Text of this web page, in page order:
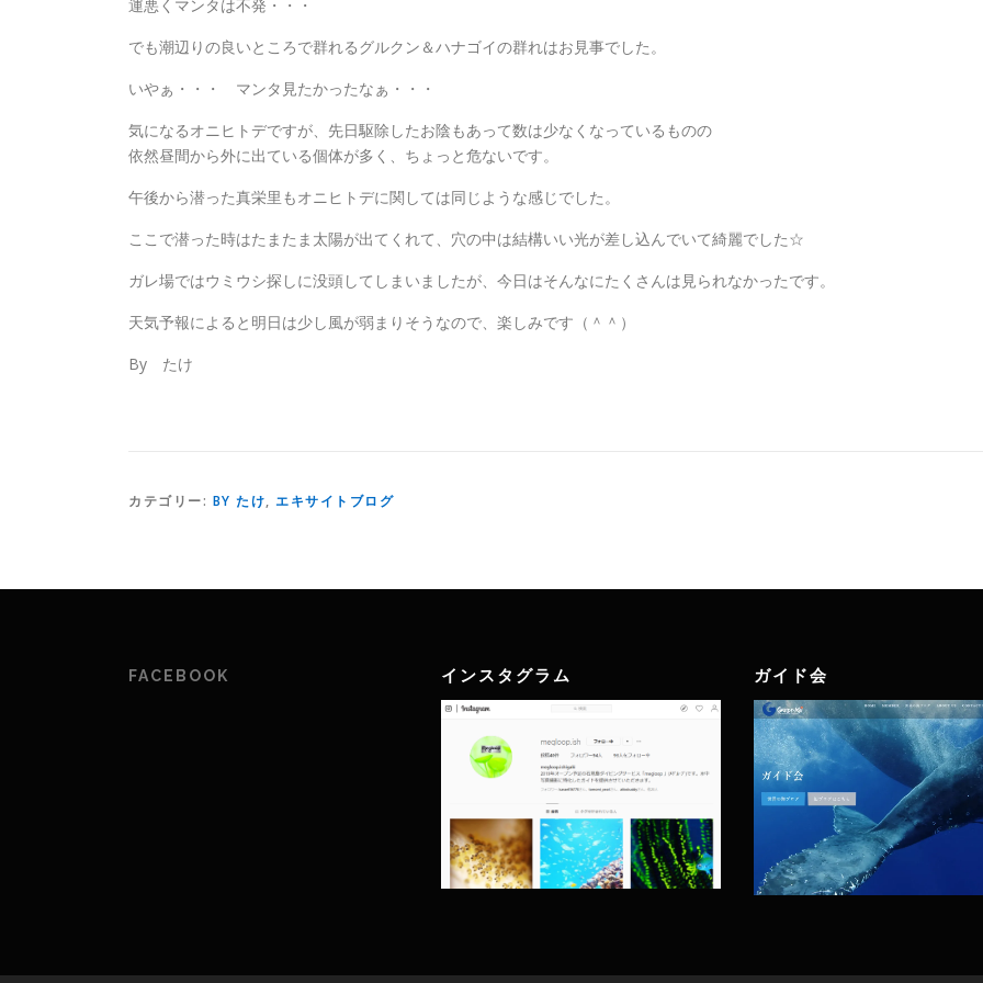
運悪くマンタは不発・・・
でも潮辺りの良いところで群れるグルクン＆ハナゴイの群れはお見事でした。
いやぁ・・・ マンタ見たかったなぁ・・・
気になるオニヒトデですが、先日駆除したお陰もあって数は少なくなっているものの
依然昼間から外に出ている個体が多く、ちょっと危ないです。
午後から潜った真栄里もオニヒトデに関しては同じような感じでした。
ここで潜った時はたまたま太陽が出てくれて、穴の中は結構いい光が差し込んでいて綺麗でした☆
ガレ場ではウミウシ探しに没頭してしまいましたが、今日はそんなにたくさんは見られなかったです。
天気予報によると明日は少し風が弱まりそうなので、楽しみです（＾＾）
By たけ
カテゴリー: BY たけ, エキサイトブログ
FACEBOOK インスタグラム ガイド会